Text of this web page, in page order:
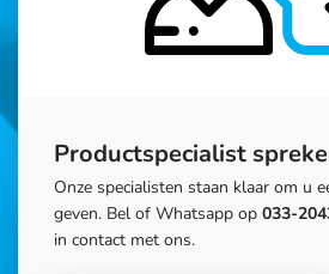
Productspecialist
Onze specialisten staan klaar om u
geven. Bel of Whatsapp op 033-
in contact met ons.